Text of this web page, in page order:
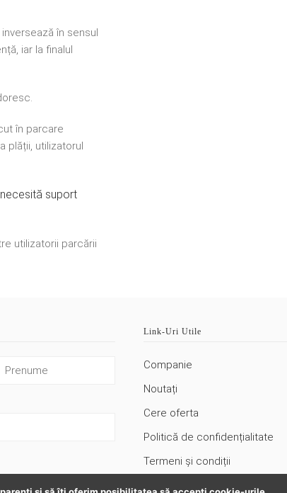
în sensul
iar la finalul
în parcare
plății, utilizatorul
suport
utilizatorii parcării
Link-Uri Utile
Companie
Noutați
Cere oferta
Politică de confidențialitate
Termeni şi condiții
Politici privind cookies